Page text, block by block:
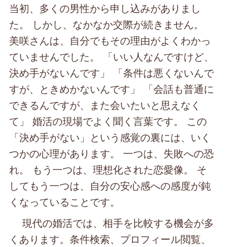
当初、多くの男性から申し込みがありまし
た。 しかし、なかなか交際が続きません。
美咲さんは、自分でもその理由がよくわかっ
ていませんでした。 「いい人なんですけど、
決め手がないんです」 「条件は悪くないんで
すが、ときめかないんです」 「会話も普通に
できるんですが、また会いたいと思えなく
て」 婚活の現場でよく聞く言葉です。 この
「決め手がない」という感覚の裏には、いく
つかの心理があります。 一つは、失敗への恐
れ。 もう一つは、理想化された恋愛像。 そ
してもう一つは、自分の安心感への感度が鈍
くなっていることです。
現代の婚活では、相手を比較する機会が多
くあります。条件検索、プロフィール閲覧、